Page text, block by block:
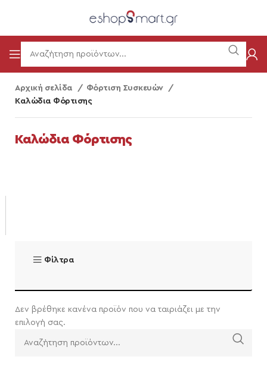
Αρχική σελίδα
Φόρτιση Συσκευών
Καλώδια Φόρτισης
Καλώδια Φόρτισης
Φίλτρα
Δεν βρέθηκε κανένα προϊόν που να ταιριάζει με την
επιλογή σας.